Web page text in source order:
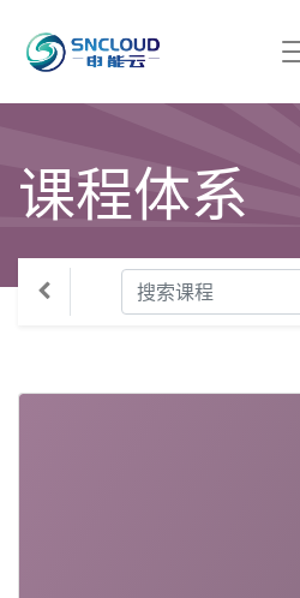
课程体系